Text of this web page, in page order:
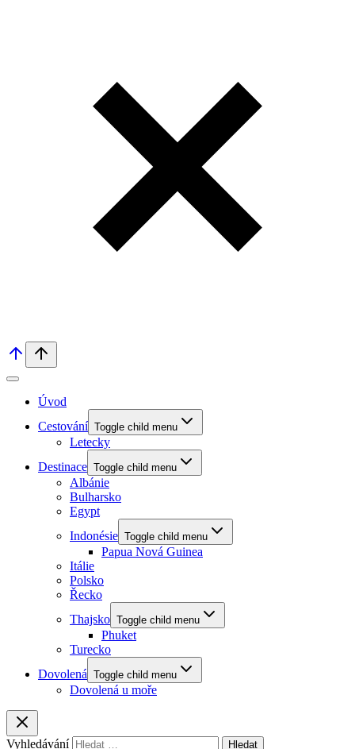
Úvod
Cestování Toggle child menu
Letecky
Destinace Toggle child menu
Albánie
Bulharsko
Egypt
Indonésie Toggle child menu
Papua Nová Guinea
Itálie
Polsko
Řecko
Thajsko Toggle child menu
Phuket
Turecko
Dovolená Toggle child menu
Dovolená u moře
Vyhledávání